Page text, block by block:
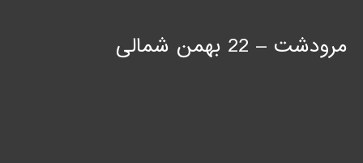
مرودشت – 22 بهمن شمالی